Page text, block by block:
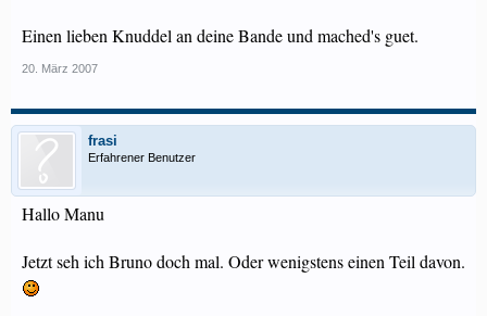
Einen lieben Knuddel an deine Bande und mached's guet.
20. März 2007
frasi
Erfahrener Benutzer
Hallo Manu
Jetzt seh ich Bruno doch mal. Oder wenigstens einen Teil davon.